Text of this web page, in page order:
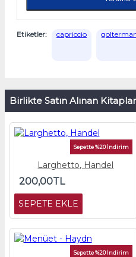
Etiketler: capriccio
Birlikte Satın Alınan Kitaplar
Sepette %20 İndirim
Larghetto, Handel
200,00TL
SEPETE EKLE
Sepette %20 İndirim